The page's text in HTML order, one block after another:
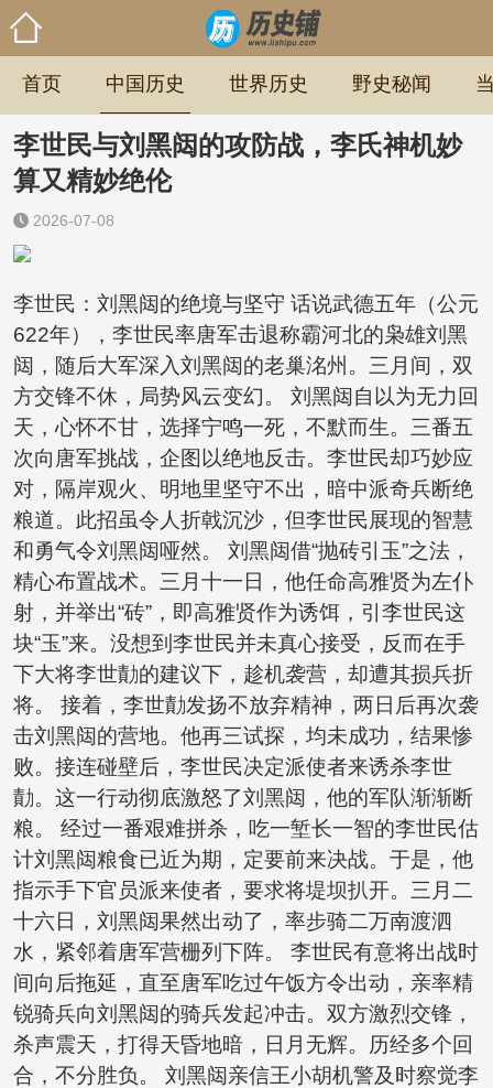
首页 中国历史 世界历史 野史秘闻
李世民与刘黑闼的攻防战，李氏神机妙
算又精妙绝伦
2026-07-08
李世民：刘黑闼的绝境与坚守 话说武德五年（公元
622年），李世民率唐军击退称霸河北的枭雄刘黑
闼，随后大军深入刘黑闼的老巢洺州。三月间，双
方交锋不休，局势风云变幻。 刘黑闼自以为无力回
天，心怀不甘，选择宁鸣一死，不默而生。三番五
次向唐军挑战，企图以绝地反击。李世民却巧妙应
对，隔岸观火、明地里坚守不出，暗中派奇兵断绝
粮道。此招虽令人折戟沉沙，但李世民展现的智慧
和勇气令刘黑闼哑然。 刘黑闼借“抛砖引玉”之法，
精心布置战术。三月十一日，他任命高雅贤为左仆
射，并举出“砖”，即高雅贤作为诱饵，引李世民这
块“玉”来。没想到李世民并未真心接受，反而在手
下大将李世勣的建议下，趁机袭营，却遭其损兵折
将。 接着，李世勣发扬不放弃精神，两日后再次袭
击刘黑闼的营地。他再三试探，均未成功，结果惨
败。接连碰壁后，李世民决定派使者来诱杀李世
勣。这一行动彻底激怒了刘黑闼，他的军队渐渐断
粮。 经过一番艰难拼杀，吃一堑长一智的李世民估
计刘黑闼粮食已近为期，定要前来决战。于是，他
指示手下官员派来使者，要求将堤坝扒开。三月二
十六日，刘黑闼果然出动了，率步骑二万南渡泗
水，紧邻着唐军营栅列下阵。 李世民有意将出战时
间向后拖延，直至唐军吃过午饭方令出动，亲率精
锐骑兵向刘黑闼的骑兵发起冲击。双方激烈交锋，
杀声震天，打得天昏地暗，日月无辉。历经多个回
合，不分胜负。 刘黑闼亲信王小胡机警及时察觉李